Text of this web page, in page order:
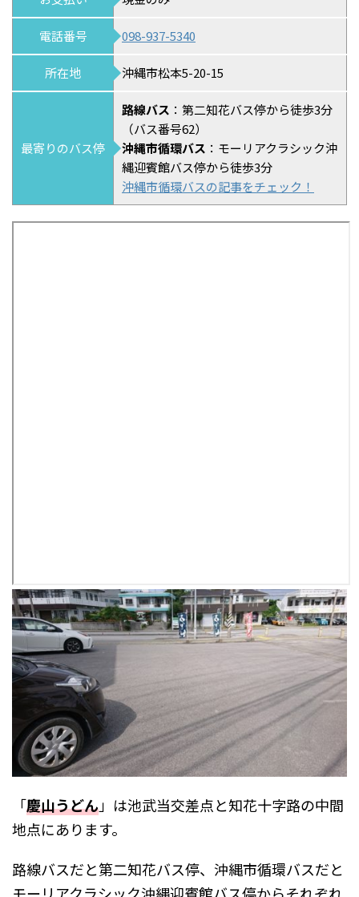
電話番号 098-937-5340
所在地 沖縄市松本5-20-15
最寄りのバス停
路線バス ：第二知花バス停から徒歩3分
（バス番号62）
沖縄市循環バス ：モーリアクラシック沖
縄迎賓館バス停から徒歩3分
沖縄市循環バスの記事をチェック！
「慶山うどん」は池武当交差点と知花十字路の中間
地点にあります。
路線バスだと第二知花バス停、沖縄市循環バスだと